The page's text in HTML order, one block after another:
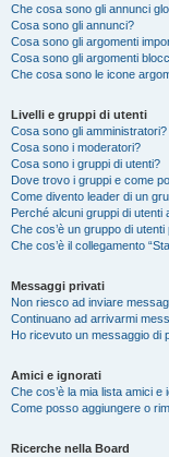
Che cosa sono gli annunci
Cosa sono gli annunci?
Cosa sono gli argomenti
Cosa sono gli argomenti
Che cosa sono le icone
Livelli e gruppi di utenti
Cosa sono gli amministratori?
Cosa sono i moderatori?
Cosa sono i gruppi di utenti?
Dove trovo i gruppi e come
Come divento leader di un
Perché alcuni gruppi di utenti
Che cos’è un gruppo di utenti
Che cos’è il collegamento
Messaggi privati
Non riesco ad inviare
Continuano ad arrivarmi
Ho ricevuto un messaggio di
Amici e ignorati
Che cos’è la mia lista amici e
Come posso aggiungere o
Ricerche nella Board